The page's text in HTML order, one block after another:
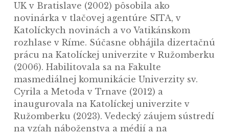
UK v Bratislave (2002) pôsobila ako
novinárka v tlačovej agentúre SITA, v
Katolíckych novinách a vo Vatikánskom
rozhlase v Ríme. Súčasne obhájila dizertačnú
prácu na Katolíckej univerzite v Ružomberku
(2006). Habilitovala sa na Fakulte
masmediálnej komunikácie Univerzity sv.
Cyrila a Metoda v Trnave (2012) a
inaugurovala na Katolíckej univerzite v
Ružomberku (2023). Vedecký záujem sústredí
na vzťah náboženstva a médií a na